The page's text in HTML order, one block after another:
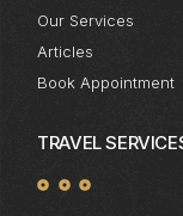
Our Services
Articles
Book Appointment
TRAVEL